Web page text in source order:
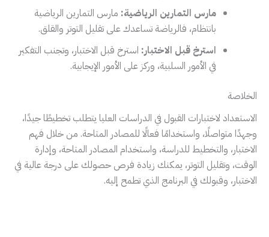
مارس التمارين الرياضية: مارس التمارين الرياضية
بانتظام، فالرياضة تساعدك على تقليل التوتر والقلق.
استرخ قبل الاختبار: استرخ قبل الاختبار، وتجنب التفكير
في الأمور السلبية، وركز على الأمور الإيجابية.
الخلاصة
الاستعداد لاختبارات القبول في الدراسات العليا يتطلب تخطيطًا جيدًا،
وجهدًا متواصلًا، واستخدامًا فعالًا للمصادر المتاحة. من خلال فهم
الاختبار، والتخطيط للدراسة، واستخدام المصادر المتاحة، وإدارة
الوقت، وتقليل التوتر، يمكنك زيادة فرص حصولك على درجة عالية في
الاختبار، وقبولك في البرنامج الذي تطمح إليه.